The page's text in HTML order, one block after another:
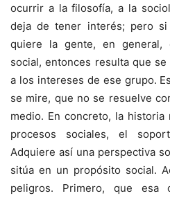
ocurrir a la filosofía, a la
deja de tener interés; pero
quiere la gente, en general,
social, entonces resulta que
a los intereses de ese grupo.
se mire, que no se resuelve
medio. En concreto, la historia
procesos sociales, el
Adquiere así una perspectiva
sitúa en un propósito social.
peligros. Primero, que esa